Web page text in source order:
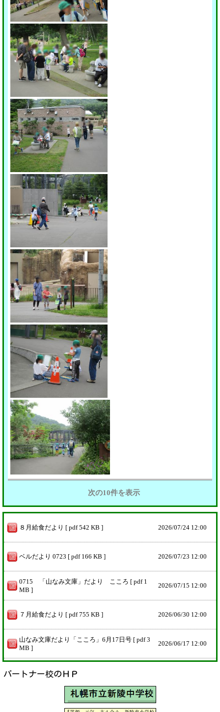
次の10件を表示
８月給食だより [ pdf 542 KB ] 2026/07/24 12:00
ベルだより 0723 [ pdf 166 KB ] 2026/07/23 12:00
0715 「山なみ文庫」だより こころ [ pdf 1
MB ]
2026/07/15 12:00
７月給食だより [ pdf 755 KB ] 2026/06/30 12:00
山なみ文庫だより「こころ」6月17日号 [ pdf 3
MB ]
2026/06/17 12:00
パートナー校のＨＰ